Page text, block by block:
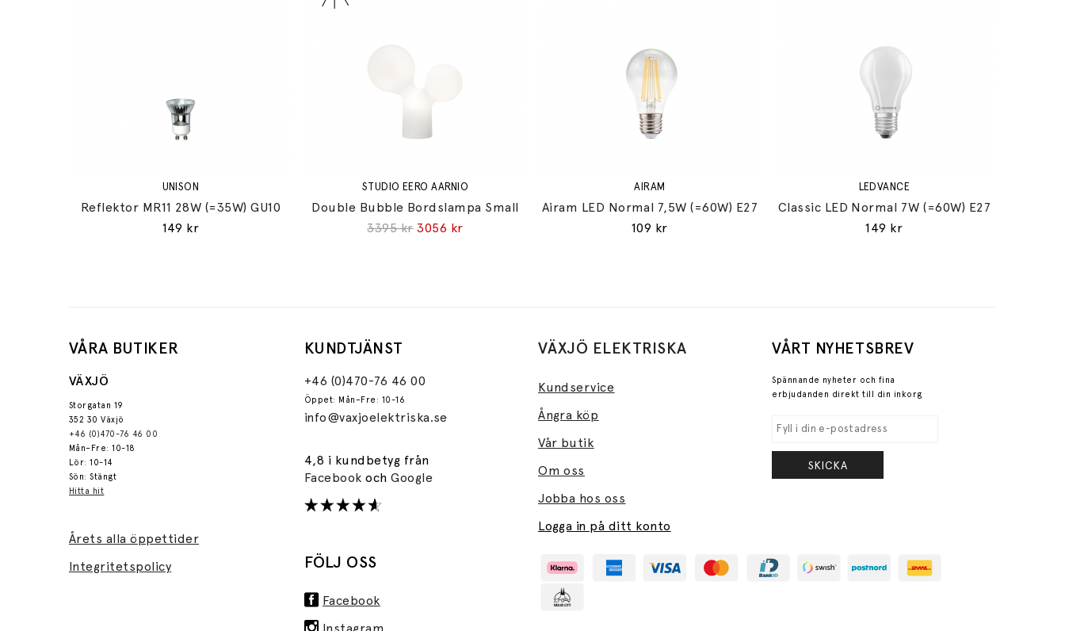
UNISON
Reflektor MR11 28W (=35W) GU10
149 kr
STUDIO EERO AARNIO
Double Bubble Bordslampa Small
3395 kr 3056 kr
AIRAM
Airam LED Normal 7,5W (=60W) E27
109 kr
LEDVANCE
Classic LED Normal 7W (=60W) E27
149 kr
VÅRA BUTIKER
VÄXJÖ
Storgatan 19
352 30 Växjö
+46 (0)470-76 46 00
Mån–Fre: 10-18
Lör: 10-14
Sön: Stängt
Hitta hit
Årets alla öppettider
Integritetspolicy
KUNDTJÄNST
+46 (0)470-76 46 00
Öppet: Mån–Fre: 10-16
info@vaxjoelektriska.se
4,8 i kundbetyg från
FacebookochGoogle
VÄXJÖ ELEKTRISKA
Kundservice
Ångra köp
Vår butik
Om oss
Jobba hos oss
Logga in på ditt konto
VÅRT NYHETSBREV
Spännande nyheter och fina
erbjudanden direkt till din inkorg
SKICKA
FÖLJ OSS
Facebook